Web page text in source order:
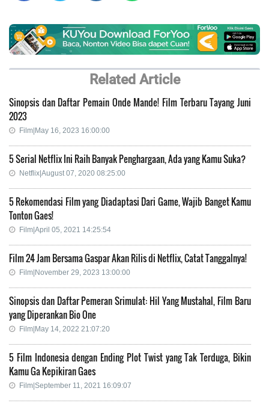
Related Article
Sinopsis dan Daftar Pemain Onde Mande! Film Terbaru Tayang Juni
2023
Film|May 16, 2023 16:00:00
5 Serial Netflix Ini Raih Banyak Penghargaan, Ada yang Kamu Suka?
Netflix|August 07, 2020 08:25:00
5 Rekomendasi Film yang Diadaptasi Dari Game, Wajib Banget Kamu
Tonton Gaes!
Film|April 05, 2021 14:25:54
Film 24 Jam Bersama Gaspar Akan Rilis di Netflix, Catat Tanggalnya!
Film|November 29, 2023 13:00:00
Sinopsis dan Daftar Pemeran Srimulat: Hil Yang Mustahal, Film Baru
yang Diperankan Bio One
Film|May 14, 2022 21:07:20
5 Film Indonesia dengan Ending Plot Twist yang Tak Terduga, Bikin
Kamu Ga Kepikiran Gaes
Film|September 11, 2021 16:09:07